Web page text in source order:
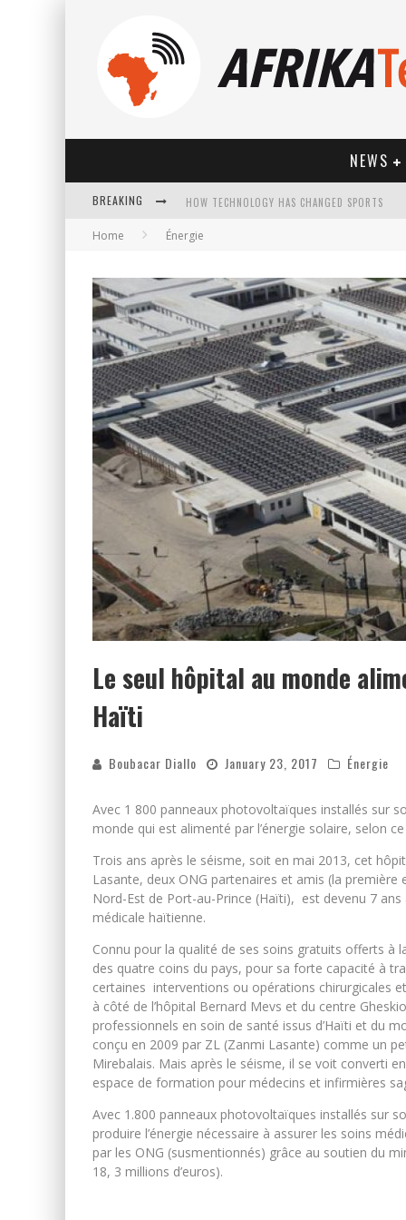
NEWS
BREAKING
Home Énergie
Le seul hôpital au monde
Haïti
Boubacar Diallo January 23, 2017 Énergie
Avec 1 800 panneaux photovoltaïques installés sur
monde qui est alimenté par l’énergie solaire, selon
Trois ans après le séisme, soit en mai 2013, cet
Lasante, deux ONG partenaires et amis (la
Nord-Est de Port-au-Prince (Haïti), est devenu 7
médicale haïtienne.
Connu pour la qualité de ses soins gratuits offerts à
des quatre coins du pays, pour sa forte capacité à
certaines interventions ou opérations chirurgicales
à côté de l’hôpital Bernard Mevs et du centre
professionnels en soin de santé issus d’Haïti et du
conçu en 2009 par ZL (Zanmi Lasante) comme un
Mirebalais. Mais après le séisme, il se voit converti
espace de formation pour médecins et infirmières
Avec 1.800 panneaux photovoltaïques installés sur
produire l’énergie nécessaire à assurer les soins
par les ONG (susmentionnés) grâce au soutien du
18, 3 millions d’euros).